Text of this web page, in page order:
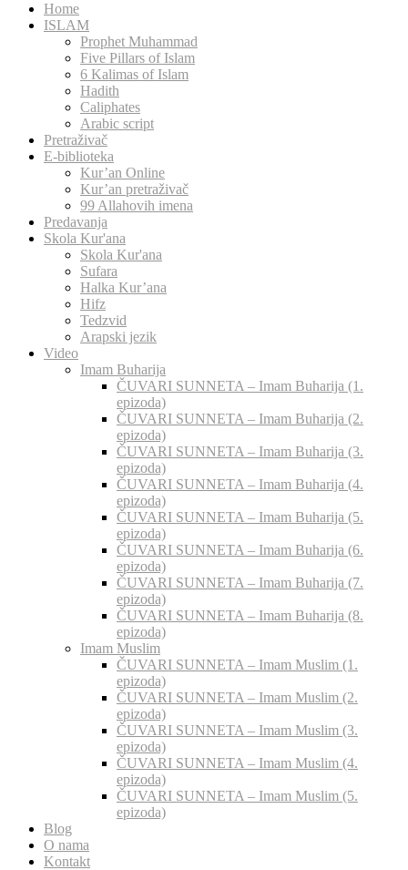
Home
ISLAM
Prophet Muhammad
Five Pillars of Islam
6 Kalimas of Islam
Hadith
Caliphates
Arabic script
Pretraživač
E-biblioteka
Kur’an Online
Kur’an pretraživač
99 Allahovih imena
Predavanja
Skola Kur'ana
Skola Kur'ana
Sufara
Halka Kur’ana
Hifz
Tedzvid
Arapski jezik
Video
Imam Buharija
ČUVARI SUNNETA – Imam Buharija (1.
epizoda)
ČUVARI SUNNETA – Imam Buharija (2.
epizoda)
ČUVARI SUNNETA – Imam Buharija (3.
epizoda)
ČUVARI SUNNETA – Imam Buharija (4.
epizoda)
ČUVARI SUNNETA – Imam Buharija (5.
epizoda)
ČUVARI SUNNETA – Imam Buharija (6.
epizoda)
ČUVARI SUNNETA – Imam Buharija (7.
epizoda)
ČUVARI SUNNETA – Imam Buharija (8.
epizoda)
Imam Muslim
ČUVARI SUNNETA – Imam Muslim (1.
epizoda)
ČUVARI SUNNETA – Imam Muslim (2.
epizoda)
ČUVARI SUNNETA – Imam Muslim (3.
epizoda)
ČUVARI SUNNETA – Imam Muslim (4.
epizoda)
ČUVARI SUNNETA – Imam Muslim (5.
epizoda)
Blog
O nama
Kontakt